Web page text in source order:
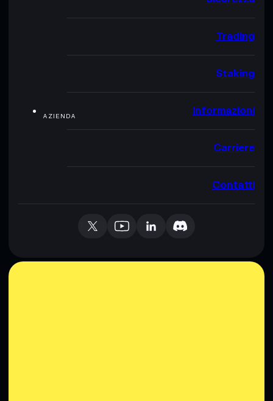
Trading
Staking
AZIENDA Informazioni
Carriere
Contatti